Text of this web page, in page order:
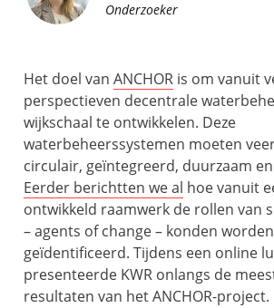
Onderzoeker
Het doel van ANCHOR is om vanuit
perspectieven decentrale
wijkschaal te ontwikkelen. Deze
waterbeheerssystemen moeten
circulair, geïntegreerd, duurzaam
Eerder berichtten we al hoe vanuit
ontwikkeld raamwerk de rollen van
– agents of change – konden worden
geïdentificeerd. Tijdens een online
presenteerde KWR onlangs de
resultaten van het ANCHOR-project.